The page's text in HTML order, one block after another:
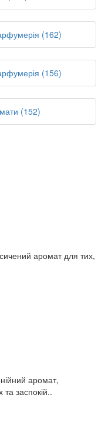
(162)
(156)
(152)
аромат для тих,
аромат,
заспокій..